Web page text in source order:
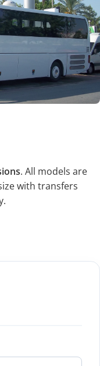
. All models are
with transfers